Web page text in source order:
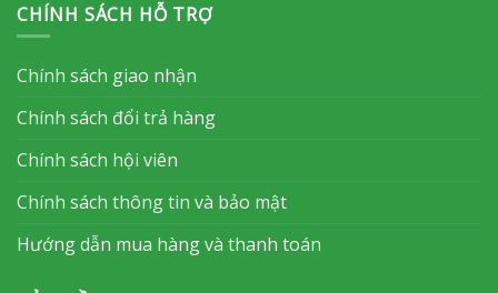
CHÍNH SÁCH HỖ TRỢ
Chính sách giao nhận
Chính sách đổi trả hàng
Chính sách hội viên
Chính sách thông tin và bảo mật
Hướng dẫn mua hàng và thanh toán